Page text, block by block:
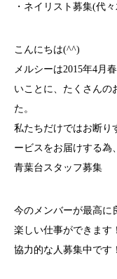
・ネイリスト募集(代
こんにちは(^^)
メルシーは2015年4月
いことに、たくさんの
た。
私たちだけではお断り
ービスをお届けする為
青葉台スタッフ募集
今のメンバーが最高に
楽しい仕事ができます！
協力的な人募集中です！